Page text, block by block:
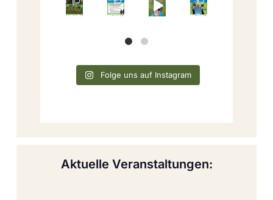
Folge uns auf Instagram
Aktuelle Veranstaltungen: